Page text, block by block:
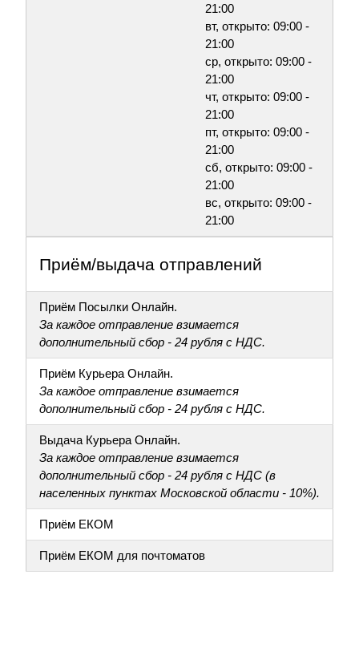
21:00
вт, открыто: 09:00 -
21:00
ср, открыто: 09:00 -
21:00
чт, открыто: 09:00 -
21:00
пт, открыто: 09:00 -
21:00
сб, открыто: 09:00 -
21:00
вс, открыто: 09:00 -
21:00
Приём/выдача отправлений
Приём Посылки Онлайн.
За каждое отправление взимается
дополнительный сбор - 24 рубля с НДС.
Приём Курьера Онлайн.
За каждое отправление взимается
дополнительный сбор - 24 рубля с НДС.
Выдача Курьера Онлайн.
За каждое отправление взимается
дополнительный сбор - 24 рубля с НДС (в
населенных пунктах Московской области - 10%).
Приём ЕКОМ
Приём ЕКОМ для почтоматов